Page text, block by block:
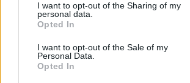
I want to opt-out of the Sharing of my
personal data.
Opted In
I want to opt-out of the Sale of my
Personal Data.
Opted In
Χρήστος
έγραψα το
One""""»